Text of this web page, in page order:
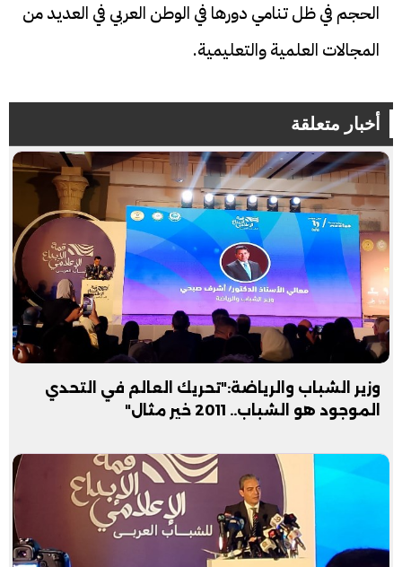
الحجم في ظل تنامي دورها في الوطن العربي في العديد من
المجالات العلمية والتعليمية.
أخبار متعلقة
وزير الشباب والرياضة:"تحريك العالم في التحدي
الموجود هو الشباب.. 2011 خير مثال"